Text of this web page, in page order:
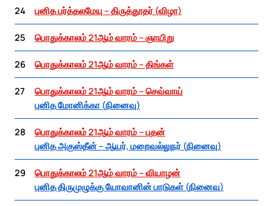
24 புனித பர்த்தலமேயு – திருத்தூதர் (விழா)
25 பொதுக்காலம் 21ஆம் வாரம் – ஞாயிறு
26 பொதுக்காலம் 21ஆம் வாரம் – திங்கள்
27
பொதுக்காலம் 21ஆம் வாரம் – செவ்வாய்
புனித மோனிக்கா (நினைவு)
28
பொதுக்காலம் 21ஆம் வாரம் – புதன்
புனித அகுஸ்தீன் – ஆயர், மறைவல்லுநர் (நினைவு)
29
பொதுக்காலம் 21ஆம் வாரம் – வியாழன்
புனித திருமுழுக்கு யோவானின் பாடுகள் (நினைவு)